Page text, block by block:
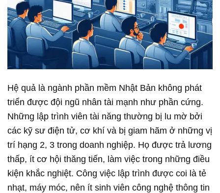
Hệ quả là ngành phần mềm Nhật Bản không phát
triển được đội ngũ nhân tài mạnh như phần cứng.
Những lập trình viên tài năng thường bị lu mờ bởi
các kỹ sư điện tử, cơ khí và bị giam hãm ở những vị
trí hạng 2, 3 trong doanh nghiệp. Họ được trả lương
thấp, ít cơ hội thăng tiến, làm việc trong những điều
kiện khắc nghiệt. Công việc lập trình được coi là tẻ
nhạt, máy móc, nên ít sinh viên công nghệ thông tin